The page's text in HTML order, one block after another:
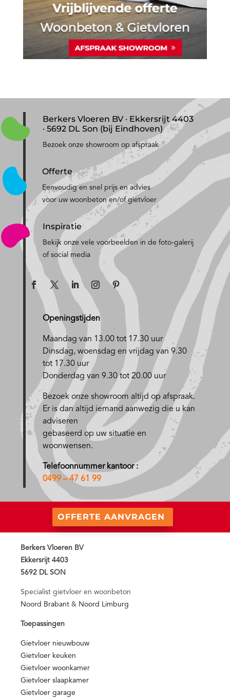
Berkers Vloeren BV · Ekkersrijt 4403
· 5692 DL Son (bij Eindhoven)
Bezoek onze showroom op afspraak
Offerte
Eenvoudig en snel prijs en advies
voor uw woonbeton en/of gietvloer
Inspiratie
Bekijk onze vele voorbeelden in de foto-galerij
of social media
Openingstijden
Maandag van 13.00 tot 17.30 uur
Dinsdag, woensdag en vrijdag van 9.30
tot 17.30 uur
Donderdag van 9.30 tot 20.00 uur
Bezoek onze showroom altijd op afspraak.
Er is dan altijd iemand aanwezig die u kan
adviseren
gebaseerd op uw situatie en
woonwensen.
Telefoonnummer kantoor :
0499 – 47 61 99
OFFERTE AANVRAGEN
Berkers Vloeren BV
Ekkersrijt 4403
5692 DL SON
Specialist gietvloer en woonbeton
Noord Brabant & Noord Limburg
Toepassingen
Gietvloer nieuwbouw
Gietvloer keuken
Gietvloer woonkamer
Gietvloer slaapkamer
Gietvloer garage